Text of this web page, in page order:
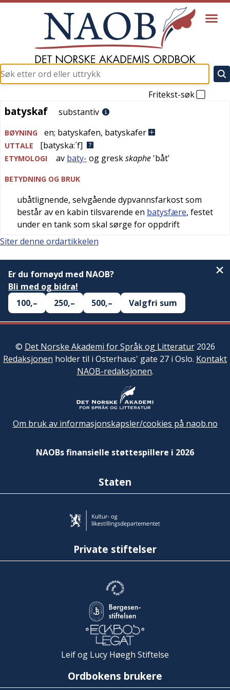
Fritekst-søk
batyskaf
batyskaf substantiv
BØYNING en; batyskafen, batyskafer
UTTALE [batyska:´f]
ETYMOLOGI av baty- og greskskaphe 'båt'
BETYDNING OG BRUK
ubåtlignende, selvgående dypvannsfarkost som
består av en kabin tilsvarende en batysfære, festet
under en tank som skal sørge for oppdrift
Siter denne ordartikkelen
Er du fornøyd med NAOB?
Bli med og bidra!
100,–
250,– 500,– Valgfri sum
© Det Norske Akademi for Språk og Litteratur2026
Redaksjonen holder til i Osterhaus' gate 27 i Oslo. Kontakt
NAOB-redaksjonen.
Om bruk av informasjonskapsler/cookies på naob.no
NAOBs finansielle støttespillere i 2026
Staten
Private stiftelser
Leif og Lucy Høegh Stiftelse
Ordbokens brukere